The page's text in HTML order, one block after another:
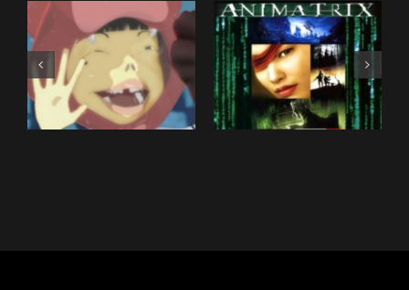
TEKKON
KINKREET
BLACK & WHITE
The Animatrix